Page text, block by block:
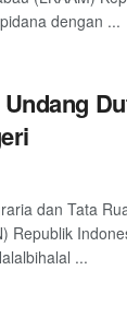
dengan ...
dan Tata
Republik
...